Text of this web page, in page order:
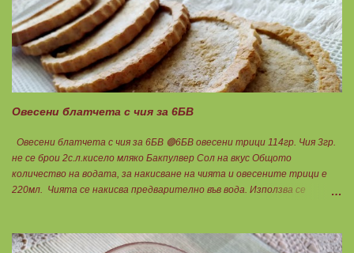
Загладих с чашка във формата. Изварата смесих с петмез от фурми и
супена лъжица стевия бленд. Добавих ванилия и разтопения
предварително на водна баня желатин. Веднага изсипах крема върху
бисквитките и прибрах да стегне. Когато е готово добавям
сладкото... Нека да ни е вкусно заедно! Люси
Овесени блатчета с чия за 6БВ
Овесени блатчета с чия за 6БВ 🟢6БВ овесени трици 114гр. Чия 3гр.
не се брои 2с.л.кисело мляко Бакпулвер Сол на вкус Общото
количество на водата, за накисване на чията и овесените трици е
220мл. Чията се накисва предварително във вода. Използва се
че да се разпредели лесно по формичките, 6 на брой. Пече се в